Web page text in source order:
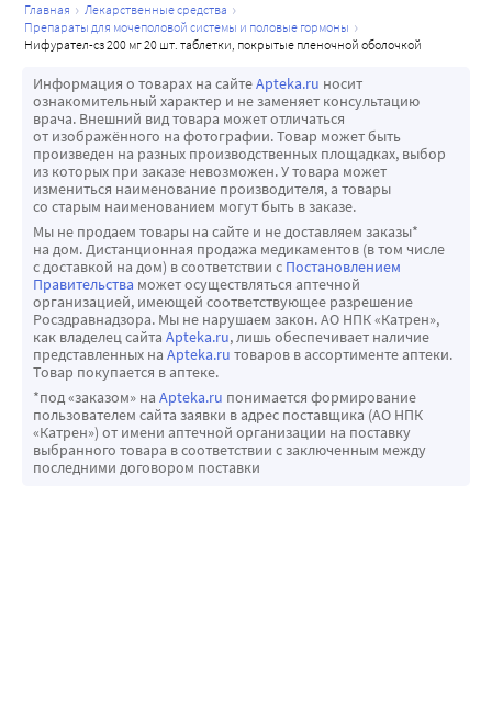
главная
лекарственные средства
препараты для мочеполовой системы и половые гормоны
нифурател-сз 200 мг 20 шт. таблетки, покрытые пленочной оболочкой
Информация о товарах на сайтеApteka.ru носит
ознакомительный характер и не заменяет консультацию
врача. Внешний вид товара может отличаться
от изображённого на фотографии. Товар может быть
произведен на разных производственных площадках, выбор
из которых при заказе невозможен. У товара может
измениться наименование производителя, а товары
со старым наименованием могут быть в заказе.
Мы не продаем товары на сайте и не доставляем заказы*
на дом. Дистанционная продажа медикаментов (в том числе
с доставкой на дом) в соответствии с Постановлением
Правительства может осуществляться аптечной
организацией, имеющей соответствующее разрешение
Росздравнадзора. Мы не нарушаем закон. АО НПК «Катрен»,
как владелец сайта Apteka.ru, лишь обеспечивает наличие
представленных на Apteka.ru товаров в ассортименте аптеки.
Товар покупается в аптеке.
*под «заказом» на Apteka.ru понимается формирование
пользователем сайта заявки в адрес поставщика (АО НПК
«Катрен») от имени аптечной организации на поставку
выбранного товара в соответствии с заключенным между
последними договором поставки